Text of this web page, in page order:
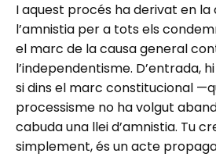
I aquest procés ha derivat en
l’amnistia per a tots els
el marc de la causa general
l’independentisme. D’entrada,
si dins el marc constitucional
processisme no ha volgut
cabuda una llei d’amnistia. Tu
simplement, és un acte